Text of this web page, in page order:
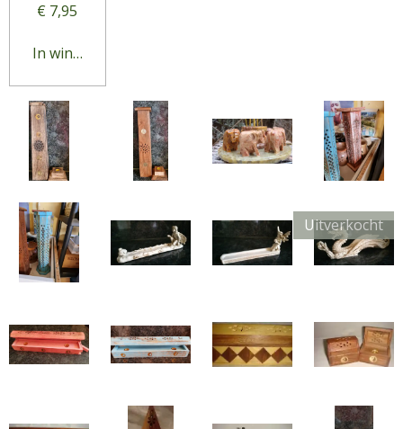
€ 7,95
In winkelwagen
Uitverkocht